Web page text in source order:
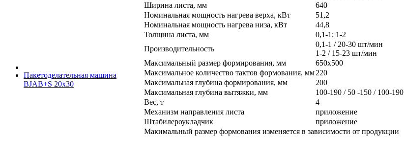
Пакетоделательная машина
BJAB+S 20x30
Ширина листа, мм
640
Номинальная мощность нагрева верха, кВт
51,2
Номинальная мощность нагрева низа, кВт
44,8
Толщина листа, мм
0,1-1; 1-2
Производительность
0,1-1 / 20-30 шт/мин
1-2 / 15-23 шт/мин
Максимальный размер формирования, мм
650x500
Максимальное количество тактов формования, мм220
Максимальная глубина формирования, мм
200
Максимальная глубина вытяжки, мм
100-190 / 50 -150 / 100-190
Вес, т
4
Механизм направления листа
приложение
Штабилероукладчик
приложение
Макимальный размер формования изменяется в зависимости от продукции